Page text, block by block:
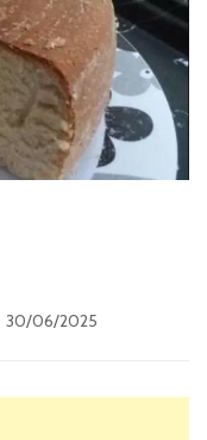
30/06/2025